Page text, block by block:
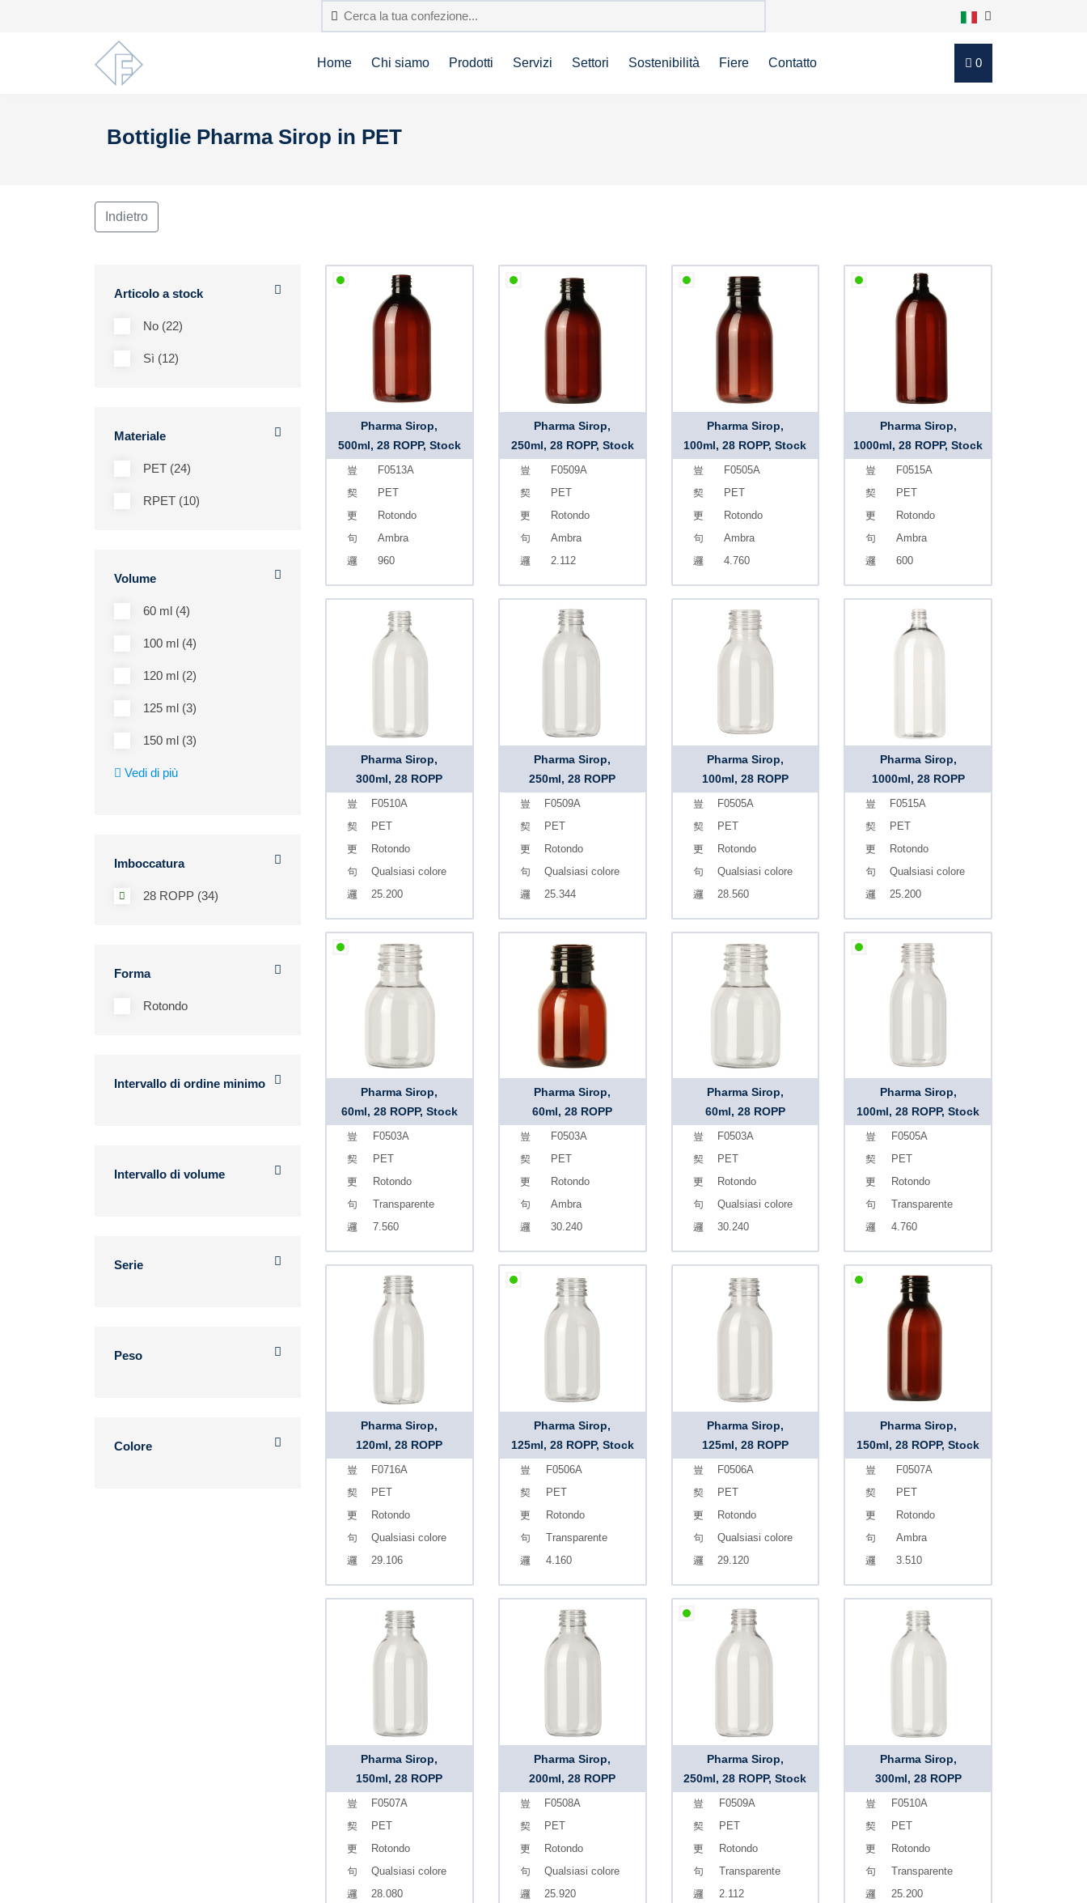
Home Chi siamo Prodotti Servizi Settori Sostenibilità Fiere Contatto 0
Bottiglie Pharma Sirop in PET
Indietro
Articolo a stock
No (22)
Sì (12)
Materiale
PET (24)
RPET (10)
Volume
60 ml (4)
100 ml (4)
120 ml (2)
125 ml (3)
150 ml (3)
Vedi di più
Imboccatura
28 ROPP (34)
Forma
Rotondo
Intervallo di ordine minimo
Intervallo di volume
Serie
Peso
Colore
Pharma Sirop,
500ml, 28 ROPP, Stock
F0513A
PET
Rotondo
Ambra
960
Pharma Sirop,
250ml, 28 ROPP, Stock
F0509A
PET
Rotondo
Ambra
2.112
Pharma Sirop,
100ml, 28 ROPP, Stock
F0505A
PET
Rotondo
Ambra
4.760
Pharma Sirop,
1000ml, 28 ROPP, Stock
F0515A
PET
Rotondo
Ambra
600
Pharma Sirop,
300ml, 28 ROPP
F0510A
PET
Rotondo
Qualsiasi colore
25.200
Pharma Sirop,
250ml, 28 ROPP
F0509A
PET
Rotondo
Qualsiasi colore
25.344
Pharma Sirop,
100ml, 28 ROPP
F0505A
PET
Rotondo
Qualsiasi colore
28.560
Pharma Sirop,
1000ml, 28 ROPP
F0515A
PET
Rotondo
Qualsiasi colore
25.200
Pharma Sirop,
60ml, 28 ROPP, Stock
F0503A
PET
Rotondo
Transparente
7.560
Pharma Sirop,
60ml, 28 ROPP
F0503A
PET
Rotondo
Ambra
30.240
Pharma Sirop,
60ml, 28 ROPP
F0503A
PET
Rotondo
Qualsiasi colore
30.240
Pharma Sirop,
100ml, 28 ROPP, Stock
F0505A
PET
Rotondo
Transparente
4.760
Pharma Sirop,
120ml, 28 ROPP
F0716A
PET
Rotondo
Qualsiasi colore
29.106
Pharma Sirop,
125ml, 28 ROPP, Stock
F0506A
PET
Rotondo
Transparente
4.160
Pharma Sirop,
125ml, 28 ROPP
F0506A
PET
Rotondo
Qualsiasi colore
29.120
Pharma Sirop,
150ml, 28 ROPP, Stock
F0507A
PET
Rotondo
Ambra
3.510
Pharma Sirop,
150ml, 28 ROPP
F0507A
PET
Rotondo
Qualsiasi colore
28.080
Pharma Sirop,
200ml, 28 ROPP
F0508A
PET
Rotondo
Qualsiasi colore
25.920
Pharma Sirop,
250ml, 28 ROPP, Stock
F0509A
PET
Rotondo
Transparente
2.112
Pharma Sirop,
300ml, 28 ROPP
F0510A
PET
Rotondo
Transparente
25.200